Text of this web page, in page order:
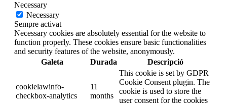
Necessary
Necessary
Sempre activat
Necessary cookies are absolutely essential for the website to
function properly. These cookies ensure basic functionalities
and security features of the website, anonymously.
Galeta
Durada Descripció
cookielawinfo-
checkbox-analytics
11
months
This cookie is set by GDPR
Cookie Consent plugin. The
cookie is used to store the
user consent for the cookies